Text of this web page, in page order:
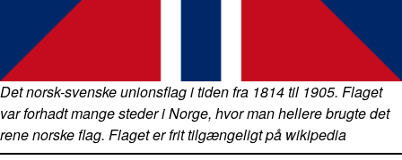
Det norsk-svenske unionsflag i tiden fra 1814 til 1905. Flaget
var forhadt mange steder i Norge, hvor man hellere brugte det
rene norske flag. Flaget er frit tilgængeligt på wikipedia